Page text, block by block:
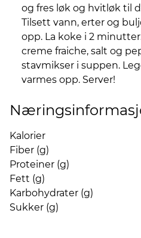
og fres løk og hvitløk til
Tilsett vann, erter og
opp. La koke i 2
creme fraiche, salt og
stavmikser i suppen.
varmes opp. Server!
Kalorier
Fiber (g)
Proteiner (g)
Fett (g)
Karbohydrater (g)
Sukker (g)